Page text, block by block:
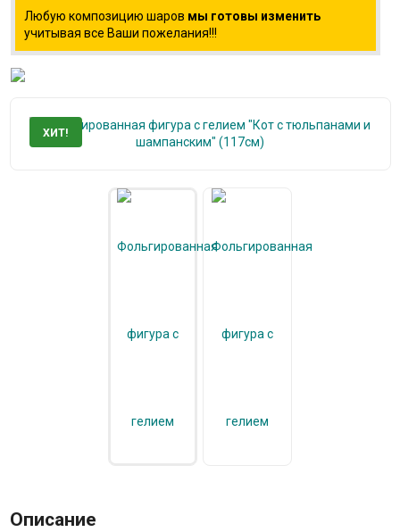
Любую композицию шаров мы готовы изменить
учитывая все Ваши пожелания!!!
ХИТ!
Описание